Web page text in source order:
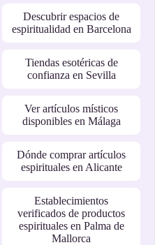
Descubrir espacios de
espiritualidad en Barcelona
Tiendas esotéricas de
confianza en Sevilla
Ver artículos místicos
disponibles en Málaga
Dónde comprar artículos
espirituales en Alicante
Establecimientos
verificados de productos
espirituales en Palma de
Mallorca